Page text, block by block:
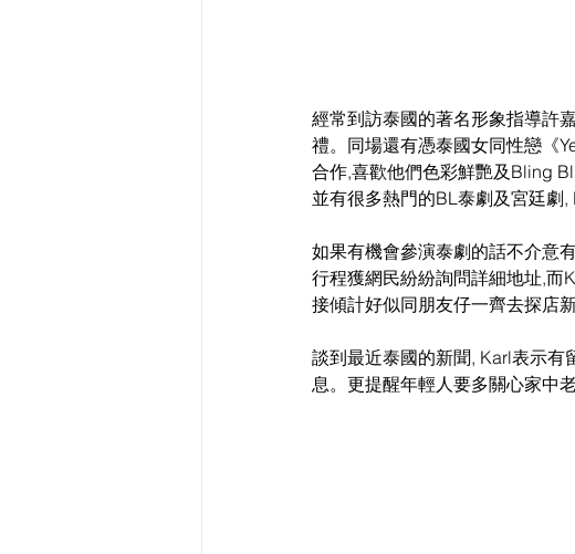
經常到訪泰國的著名形象指導許
禮。同場還有憑泰國女同性戀《
合作,喜歡他們色彩鮮艷及Bling
並有很多熱門的BL泰劇及宮廷劇,
如果有機會參演泰劇的話不介意
行程獲網民紛紛詢問詳細地址,而
接傾計好似同朋友仔一齊去探店
談到最近泰國的新聞, Karl表示有
息。更提醒年輕人要多關心家中